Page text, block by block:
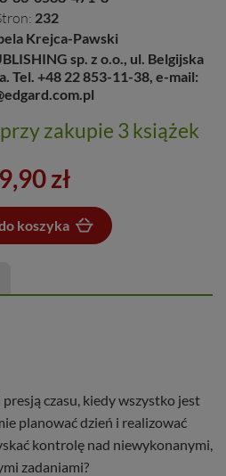
232
Krejca-Pawski
sp. z o.o., ul. Belgijska
Tel. +48 22 853-11-38, e-mail:
zakupie 3 książek
zł
koszyka
presją czasu, kiedy wszystko jest
planować dzień i realizować
kontrolę nad niewykonanymi,
zadaniami?